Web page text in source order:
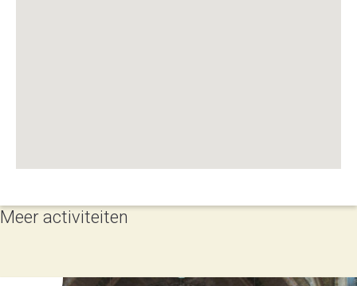
Meer activiteiten